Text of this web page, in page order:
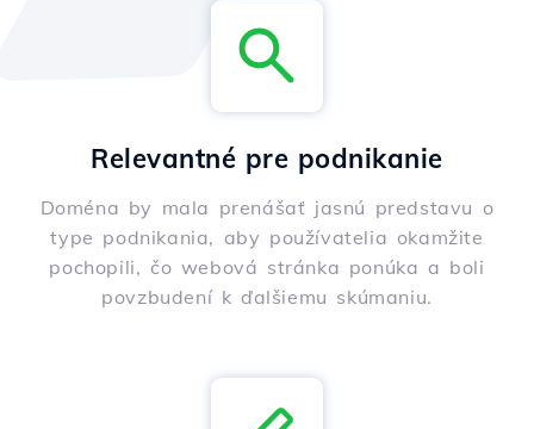
Relevantné pre podnikanie
Doména by mala prenášať jasnú predstavu o
type podnikania, aby používatelia okamžite
pochopili, čo webová stránka ponúka a boli
povzbudení k ďalšiemu skúmaniu.